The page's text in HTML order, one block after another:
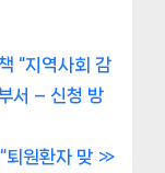
“지역사회 감
서 – 신청 방
퇴원환자 맞